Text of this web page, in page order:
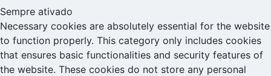
Sempre ativado
Necessary cookies are absolutely essential for the website
to function properly. This category only includes cookies
that ensures basic functionalities and security features of
the website. These cookies do not store any personal